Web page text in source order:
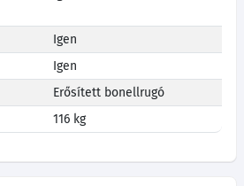
Igen
Igen
Erősített bonellrugó
116 kg